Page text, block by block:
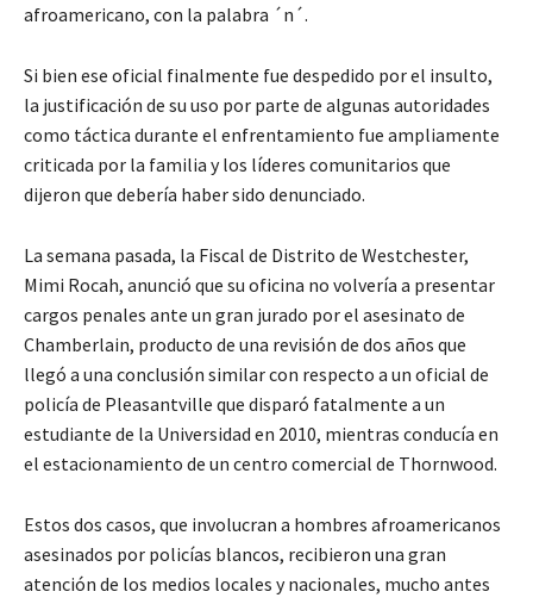
afroamericano, con la palabra ´n´.
Si bien ese oficial finalmente fue despedido por el insulto,
la justificación de su uso por parte de algunas autoridades
como táctica durante el enfrentamiento fue ampliamente
criticada por la familia y los líderes comunitarios que
dijeron que debería haber sido denunciado.
La semana pasada, la Fiscal de Distrito de Westchester,
Mimi Rocah, anunció que su oficina no volvería a presentar
cargos penales ante un gran jurado por el asesinato de
Chamberlain, producto de una revisión de dos años que
llegó a una conclusión similar con respecto a un oficial de
policía de Pleasantville que disparó fatalmente a un
estudiante de la Universidad en 2010, mientras conducía en
el estacionamiento de un centro comercial de Thornwood.
Estos dos casos, que involucran a hombres afroamericanos
asesinados por policías blancos, recibieron una gran
atención de los medios locales y nacionales, mucho antes